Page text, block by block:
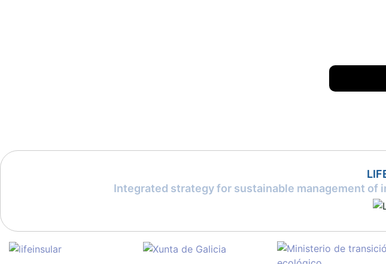
Integrated strategy for sustainable management of